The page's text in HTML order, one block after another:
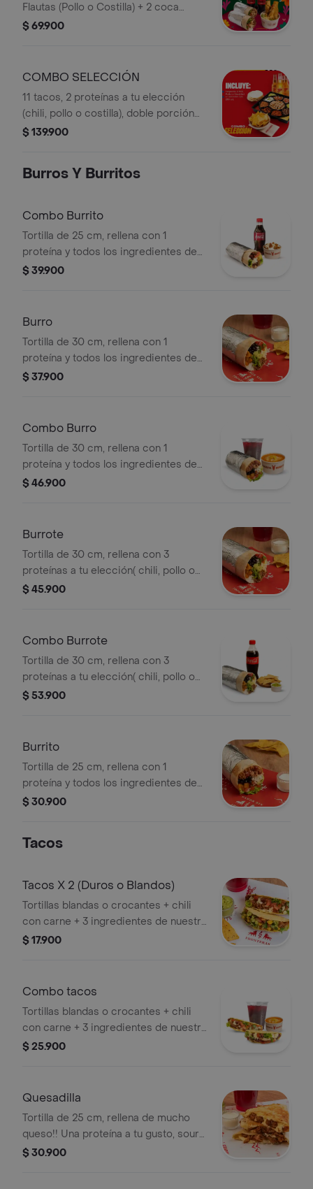
Flautas (Pollo o Costilla) + 2 coca
cocola zero 250 mL
$ 69.900
COMBO SELECCIÓN
11 tacos, 2 proteínas a tu elección
(chili, pollo o costilla), doble porción
de guacamole, maduritos, frijol, pico
nachos para compartir. Acompañado
$ 139.900
Burros Y Burritos
Combo Burrito
Tortilla de 25 cm, rellena con 1
proteína y todos los ingredientes de
nuestra barra a tu gusto.
$ 39.900
Burro
Tortilla de 30 cm, rellena con 1
proteína y todos los ingredientes de
nuestra barra a tu gusto.
$ 37.900
Combo Burro
Tortilla de 30 cm, rellena con 1
proteína y todos los ingredientes de
nuestra barra a tu gusto.
$ 46.900
Burrote
Tortilla de 30 cm, rellena con 3
proteínas a tu elección( chili, pollo o
cerdo) y todos los ingrediente de
$ 45.900
Combo Burrote
Tortilla de 30 cm, rellena con 3
proteínas a tu elección( chili, pollo o
cerdo) y todos los ingrediente de
$ 53.900
Burrito
Tortilla de 25 cm, rellena con 1
proteína y todos los ingredientes de
nuestra barra a tu gusto.
$ 30.900
Tacos
Tacos X 2 (Duros o Blandos)
Tortillas blandas o crocantes + chili
con carne + 3 ingredientes de nuestra
barra + salsa
$ 17.900
Combo tacos
Tortillas blandas o crocantes + chili
con carne + 3 ingredientes de nuestra
barra + salsa
$ 25.900
Quesadilla
Tortilla de 25 cm, rellena de mucho
queso!! Una proteína a tu gusto, sour
crem, guacamole y pico de Gallo
$ 30.900